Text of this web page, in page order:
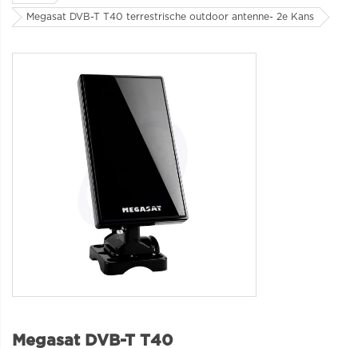
Megasat DVB-T T40 terrestrische outdoor antenne- 2e Kans
Megasat DVB-T T40